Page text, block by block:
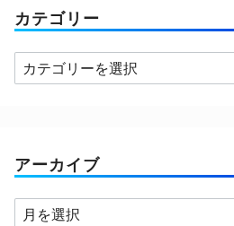
カテゴリー
カ
テ
ー
アーカイブ
ア